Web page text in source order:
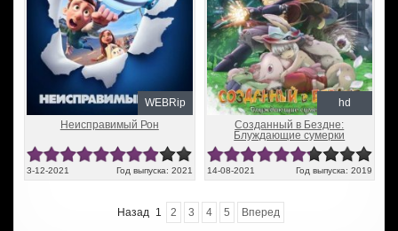
WEBRip
Неисправимый Рон
3-12-2021 Год выпуска: 2021
hd
Созданный в Бездне:
Блуждающие сумерки
14-08-2021 Год выпуска: 2019
Назад 1 2 3 4 5 Вперед